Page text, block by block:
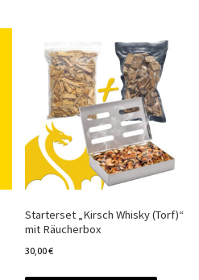
Produkt weist mehrere Varianten
Starterset „Kirsch Whisky (Torf)“
mit Räucherbox
30,00€